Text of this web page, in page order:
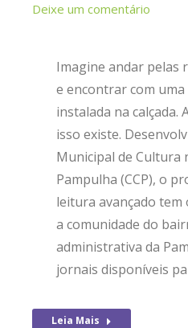
Deixe um comentário
Imagine andar pelas
e encontrar com
instalada na calçada.
isso existe.
Municipal de Cultura
Pampulha (CCP), o
leitura avançado
a comunidade do
administrativa da
jornais disponíveis
Leia Mais